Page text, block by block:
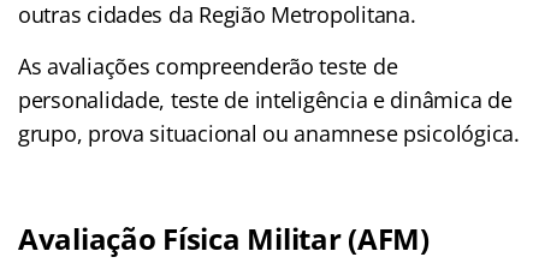
outras cidades da Região Metropolitana.
As avaliações compreenderão teste de
personalidade, teste de inteligência e dinâmica de
grupo, prova situacional ou anamnese psicológica.
Avaliação Física Militar (AFM)